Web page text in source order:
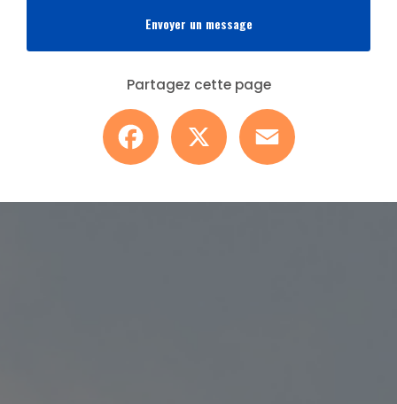
Envoyer un message
Partagez cette page
Facebook